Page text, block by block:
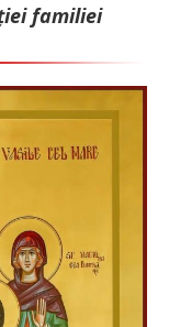
familiei